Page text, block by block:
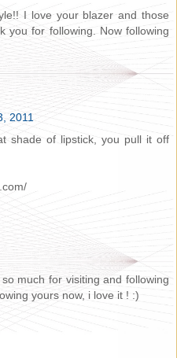
I love your blazer and those
you for following. Now following
2011
shade of lipstick, you pull it off
much for visiting and following
yours now, i love it ! :)